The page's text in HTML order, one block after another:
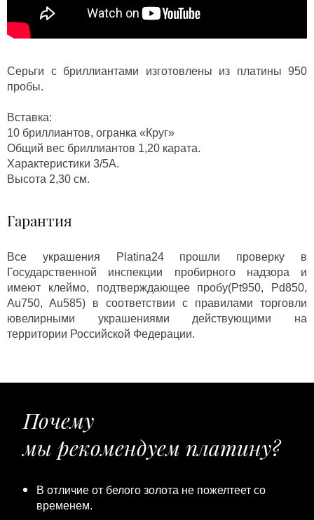
Серьги с бриллиантами изготовлены из платины 950
пробы.
Вставка:
10 бриллиантов, огранка «Круг»
Общий вес бриллиантов 1,20 карата.
Характеристики 3/5А.
Высота 2,30 см.
Гарантия
Все украшения Platina24 прошли проверку в
Государственной инспекции пробирного надзора и
имеют клеймо, подтверждающее пробу(Pt950, Pd850,
Au750, Au585) в соответствии с правилами торговли
ювелирными украшениями действующими на
территории Российской Федерации.
Почему
мы рекомендуем платину?
В отличие от белого золота не пожелтеет со
временем.